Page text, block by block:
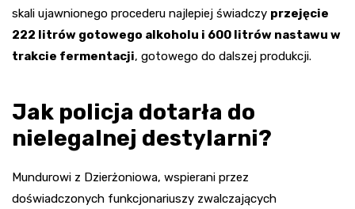
skali ujawnionego procederu najlepiej świadczy przejęcie
222 litrów gotowego alkoholu i 600 litrów nastawu w
trakcie fermentacji, gotowego do dalszej produkcji.
Jak policja dotarła do
nielegalnej destylarni?
Mundurowi z Dzierżoniowa, wspierani przez
doświadczonych funkcjonariuszy zwalczających